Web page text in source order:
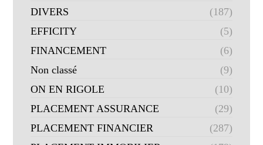
DIVERS
(187)
EFFICITY
(5)
FINANCEMENT
(6)
Non classé
(9)
ON EN RIGOLE
(10)
PLACEMENT ASSURANCE
(29)
PLACEMENT FINANCIER
(287)